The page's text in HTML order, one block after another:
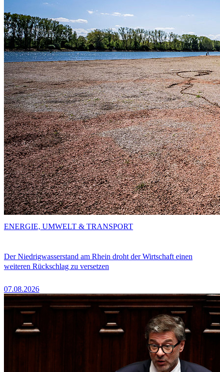
Der Niedrigwasserstand am Rhein droht der Wirtschaft einen
weiteren Rückschlag zu versetzen
07.08.2026
ENERGIE, UMWELT & TRANSPORT